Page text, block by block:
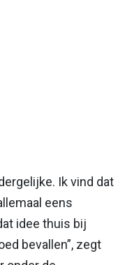
Ik vind dat
eens
idee thuis bij
bevallen”, zegt